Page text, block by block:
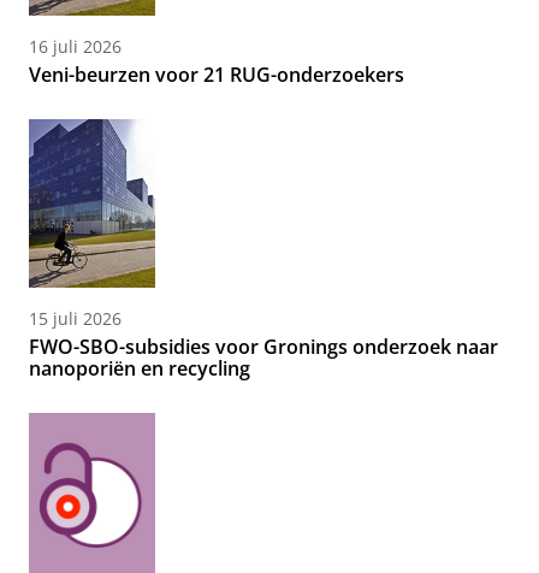
16 juli 2026
Veni-beurzen voor 21 RUG-onderzoekers
15 juli 2026
FWO-SBO-subsidies voor Gronings onderzoek naar
nanoporiën en recycling